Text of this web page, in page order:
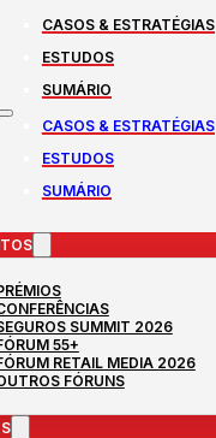
CASOS & ESTRATÉGIAS
ESTUDOS
SUMÁRIO
CASOS & ESTRATÉGIAS
ESTUDOS
SUMÁRIO
SUMMIT 2026
55+
RETAIL MEDIA 2026
FÓRUNS